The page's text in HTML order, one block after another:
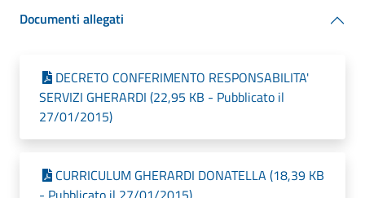
Documenti allegati
DECRETO CONFERIMENTO RESPONSABILITA'
SERVIZI GHERARDI (22,95 KB - Pubblicato il
27/01/2015)
CURRICULUM GHERARDI DONATELLA (18,39 KB